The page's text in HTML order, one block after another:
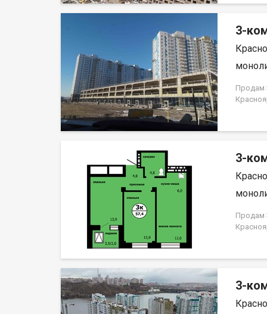
3-
Продам
3-
Продам
3-